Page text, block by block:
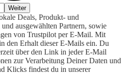
Weiter
Deals, Produkt- und
ausgewählten Partnern, sowie
von Trustpilot per E-Mail. Mit
den Erhalt dieser E-Mails ein. Du
über den Link in jeder E-Mail
zur Verarbeitung Deiner Daten und
Klicks findest du in unserer